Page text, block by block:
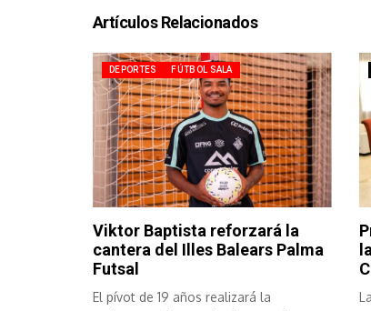
Artículos Relacionados
DEPORTES FÚTBOL SALA
Viktor Baptista reforzará la
cantera del Illes Balears Palma
Futsal
El pívot de 19 años realizará la